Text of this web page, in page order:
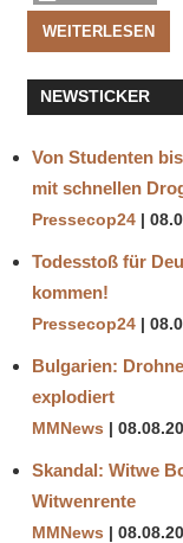
WEITERLESEN
NEWSTICKER
Von Studenten
mit schnellen
Pressecop24
Todesstoß für
kommen!
Pressecop24
Bulgarien:
explodiert
MMNews
Skandal: Witwe
Witwenrente
MMNews